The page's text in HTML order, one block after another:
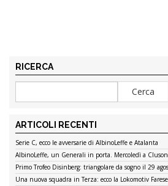
RICERCA
ARTICOLI RECENTI
Serie C, ecco le avversarie di AlbinoLeffe e Atalanta
AlbinoLeffe, un Generali in porta. Mercoledì a
Primo Trofeo Disinberg: triangolare da sogno il 29
Una nuova squadra in Terza: ecco la Lokomotiv Farese